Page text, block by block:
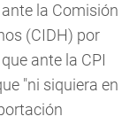
la Comisión
(CIDH) por
ante la CPI
"ni siquiera en